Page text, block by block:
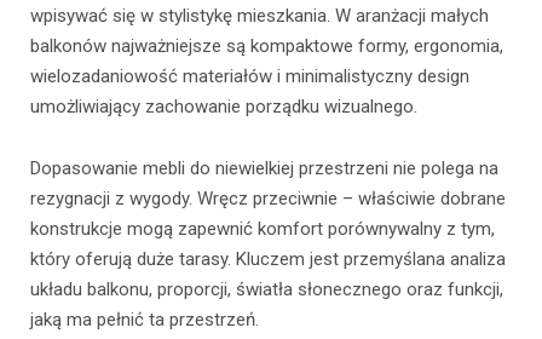
wpisywać się w stylistykę mieszkania. W aranżacji małych
balkonów najważniejsze są kompaktowe formy, ergonomia,
wielozadaniowość materiałów i minimalistyczny design
umożliwiający zachowanie porządku wizualnego.
Dopasowanie mebli do niewielkiej przestrzeni nie polega na
rezygnacji z wygody. Wręcz przeciwnie – właściwie dobrane
konstrukcje mogą zapewnić komfort porównywalny z tym,
który oferują duże tarasy. Kluczem jest przemyślana analiza
układu balkonu, proporcji, światła słonecznego oraz funkcji,
jaką ma pełnić ta przestrzeń.